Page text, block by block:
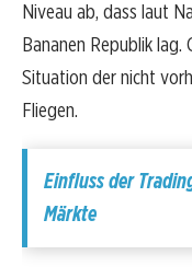
Niveau ab, dass laut
Bananen Republik lag.
Situation der nicht
Fliegen.
Einfluss der
Märkte